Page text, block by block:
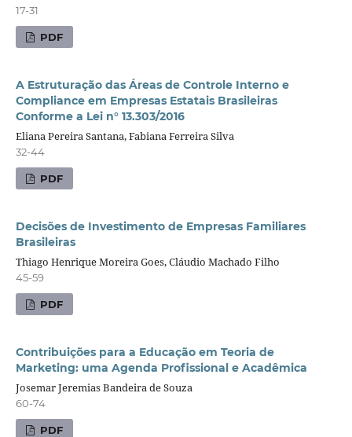
17-31
PDF
A Estruturação das Áreas de Controle Interno e
Compliance em Empresas Estatais Brasileiras
Conforme a Lei n° 13.303/2016
Eliana Pereira Santana, Fabiana Ferreira Silva
32-44
PDF
Decisões de Investimento de Empresas Familiares
Brasileiras
Thiago Henrique Moreira Goes, Cláudio Machado Filho
45-59
PDF
Contribuições para a Educação em Teoria de
Marketing: uma Agenda Profissional e Acadêmica
Josemar Jeremias Bandeira de Souza
60-74
PDF